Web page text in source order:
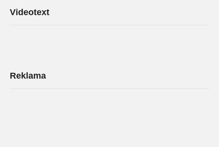
Videotext
Reklama